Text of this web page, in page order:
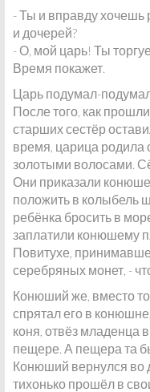
- Ты и вправду хочешь
и дочерей?
- О, мой царь! Ты
Время покажет.
Царь подумал-
После того, как
старших сестёр
время, царица
золотыми волосами.
Они приказали
положить в колыбель
ребёнка бросить в
заплатили конюшему
Повитухе,
серебряных монет, -
Конюший же, вместо
спрятал его в
коня, отвёз младенца
пещере. А пещера та
Конюший вернулся во
тихонько прошёл в